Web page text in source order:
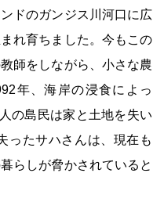
ドのガンジス川河口に広
れ育ちました。今もこの
師をしながら、小さな農
年、海岸の浸食によっ
の島民は家と土地を失い
ったサハさんは、現在も
らしが脅かされていると